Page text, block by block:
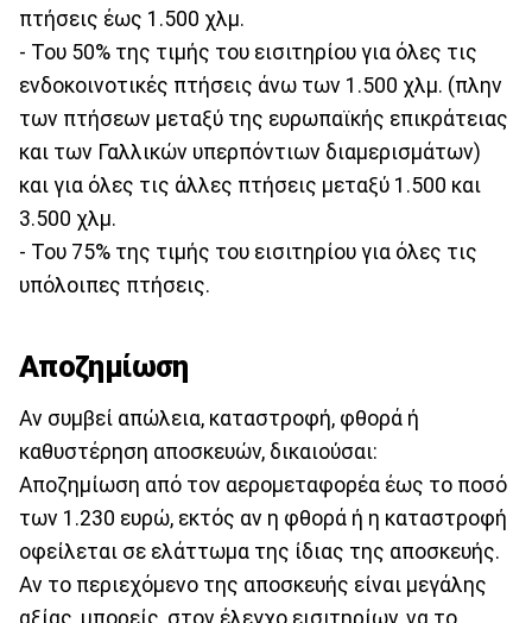
πτήσεις έως 1.500 χλμ.
- Του 50% της τιμής του εισιτηρίου για όλες τις
ενδοκοινοτικές πτήσεις άνω των 1.500 χλμ. (πλην
των πτήσεων μεταξύ της ευρωπαϊκής επικράτειας
και των Γαλλικών υπερπόντιων διαμερισμάτων)
και για όλες τις άλλες πτήσεις μεταξύ 1.500 και
3.500 χλμ.
- Του 75% της τιμής του εισιτηρίου για όλες τις
υπόλοιπες πτήσεις.
Αποζημίωση
Αν συμβεί απώλεια, καταστροφή, φθορά ή
καθυστέρηση αποσκευών, δικαιούσαι:
Αποζημίωση από τον αερομεταφορέα έως το ποσό
των 1.230 ευρώ, εκτός αν η φθορά ή η καταστροφή
οφείλεται σε ελάττωμα της ίδιας της αποσκευής.
Αν το περιεχόμενο της αποσκευής είναι μεγάλης